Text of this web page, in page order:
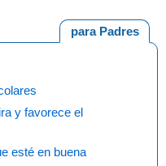
para Padres
y favorece el
esté en buena